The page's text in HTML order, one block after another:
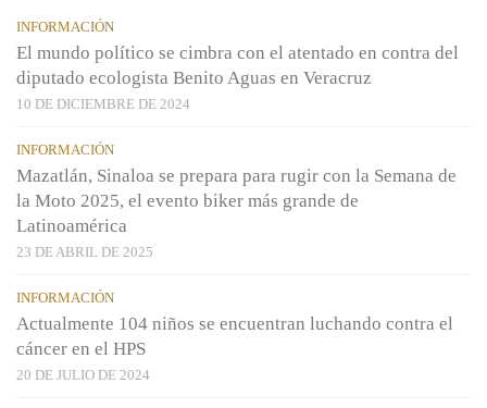
INFORMACIÓN
El mundo político se cimbra con el atentado en contra del
diputado ecologista Benito Aguas en Veracruz
10 DE DICIEMBRE DE 2024
INFORMACIÓN
Mazatlán, Sinaloa se prepara para rugir con la Semana de
la Moto 2025, el evento biker más grande de
Latinoamérica
23 DE ABRIL DE 2025
INFORMACIÓN
Actualmente 104 niños se encuentran luchando contra el
cáncer en el HPS
20 DE JULIO DE 2024